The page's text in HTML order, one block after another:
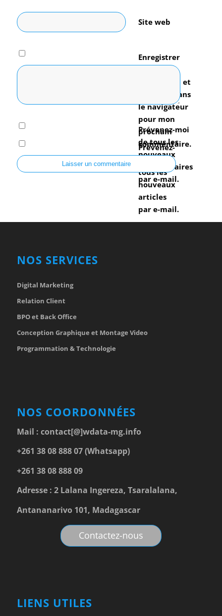
Site web
Enregistrer
mon nom,
mon e-mail et
mon site dans
le navigateur
pour mon
prochain
commentaire.
Prévenez-moi
de tous les
nouveaux
commentaires
par e-mail.
Prévenez-
tous les
nouveaux
articles
par e-mail.
NOS SERVICES
Digital Marketing
Relation Client
BPO et Back Office
Conception Graphique et Montage Video
Programmation & Technologie
NOS COORDONNÉES
Mail : contact[@]wdata-mg.info
+261 38 08 888 07 (Whatsapp)
+261 38 08 888 09
Adresse : 2 Lalana Ingereza, Tsaralalana,
Antananarivo 101, Madagascar
Contactez-nous
LIENS UTILES